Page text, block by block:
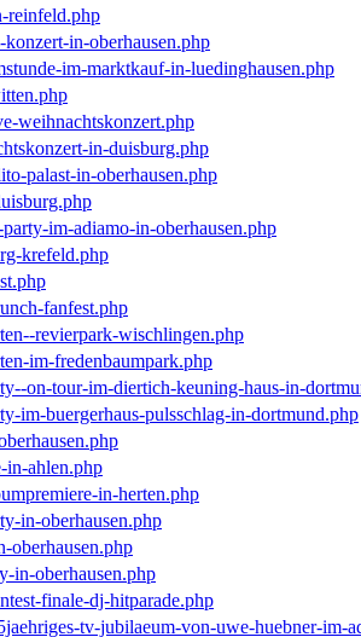
reinfeld.php
in-oberhausen.php
im-marktkauf-in-luedinghausen.php
weihnachtskonzert.php
in-duisburg.php
palast-in-oberhausen.php
im-adiamo-in-oberhausen.php
krefeld.php
fanfest.php
revierpark-wischlingen.php
im-fredenbaumpark.php
on-tour-im-diertich-keuning-haus-in-
im-buergerhaus-pulsschlag-in-dortmund.php
in-ahlen.php
in-herten.php
in-oberhausen.php
oberhausen.php
in-oberhausen.php
finale-dj-hitparade.php
tv-jubilaeum-von-uwe-huebner-im-